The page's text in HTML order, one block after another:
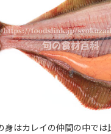
はカレイの仲間の中では